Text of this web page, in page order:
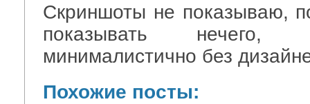
Скриншоты не показываю,
показывать нечего,
минималистично без
Похожие посты: